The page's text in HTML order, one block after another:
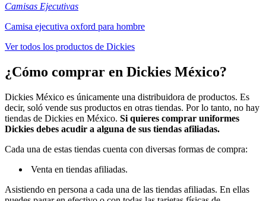
Camisas Ejecutivas
Camisa ejecutiva oxford para hombre
Ver todos los productos de Dickies
¿Cómo comprar en Dickies México?
Dickies México es únicamente una distribuidora de productos. Es
decir, soló vende sus productos en otras tiendas. Por lo tanto, no hay
tiendas de Dickies en México. Si quieres comprar uniformes
Dickies debes acudir a alguna de sus tiendas afiliadas.
Cada una de estas tiendas cuenta con diversas formas de compra:
Venta en tiendas afiliadas.
Asistiendo en persona a cada una de las tiendas afiliadas. En ellas